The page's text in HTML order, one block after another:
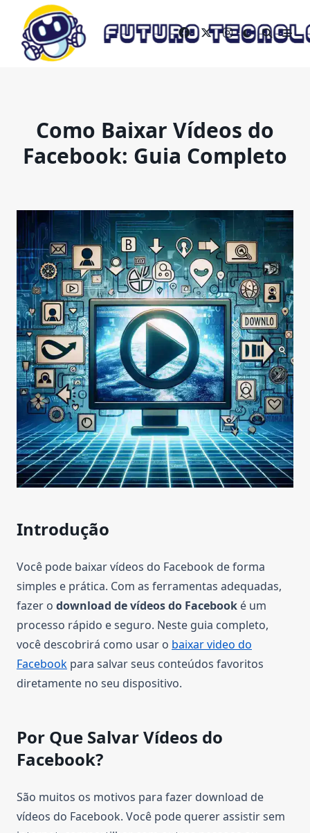
content
Como Baixar Vídeos do
Facebook: Guia Completo
Introdução
Você pode baixar vídeos do Facebook de forma
simples e prática. Com as ferramentas adequadas,
fazer o download de vídeos do Facebook é um
processo rápido e seguro. Neste guia completo,
você descobrirá como usar o baixar video do
Facebook para salvar seus conteúdos favoritos
diretamente no seu dispositivo.
Por Que Salvar Vídeos do
Facebook?
São muitos os motivos para fazer download de
vídeos do Facebook. Você pode querer assistir sem